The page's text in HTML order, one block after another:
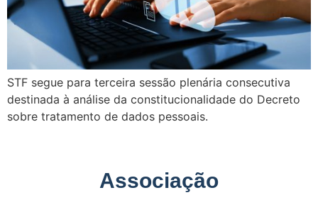
STF segue para terceira sessão plenária consecutiva
destinada à análise da constitucionalidade do Decreto
sobre tratamento de dados pessoais.
Associação